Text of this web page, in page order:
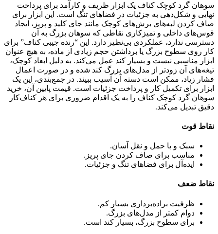
سوهان گرد کوچک کناف یک ابزار ظریف و کارآمد برای پرداخت
نهایی و شکل‌دهی به جزئیات در فضاهای تنگ است. این ابزار برای
صاف کردن لبه‌های برش‌های کوچک مانند جای کلید و پریز، ایجاد
قوس‌های داخلی و تمیزکاری نقاطی که سوهان بزرگ به آن
دسترسی ندارد، عملکردی بی‌نظیر دارد. این “رنده جیبی کناف” برای
کار روی سطوح بزرگ یا برداشتن حجم زیادی از ماده، به هیچ عنوان
ابزار مناسبی نیست و بسیار کند عمل می‌کند. به دلیل ابعاد کوچک،
تیغه‌های آن زودتر از مدل‌های بزرگ کند شده و در صورت اعمال
فشار زیاد، ممکن است دسته آن آسیب ببیند. در جمع‌بندی، این یک
ابزار برای تکمیل کار و پرداخت جزئیات است. قیمت پایین آن، خرید
سوهان گرد کوچک کناف را به یک اقدام ضروری برای هر کناف‌کار
دقیق تبدیل می‌کند.
نقاط قوت
سبک و با حمل و نقل آسان.
مناسب برای صاف کردن جای پریز.
ایده‌آل برای فضاهای تنگ و جزئیات.
نقاط ضعف
ظرفیت براده‌برداری بسیار کم.
دوام کمتر از مدل‌های بزرگ.
برای سطوح بزرگ، بسیار کند است.